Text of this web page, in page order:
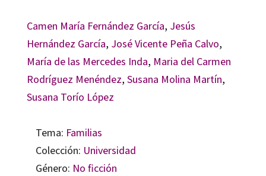
Camen María Fernández García, Jesús
Hernández García, José Vicente Peña Calvo,
María de las Mercedes Inda, Maria del Carmen
Rodríguez Menéndez, Susana Molina Martín,
Susana Torío López
Tema: Familias
Colección: Universidad
Género: No ficción